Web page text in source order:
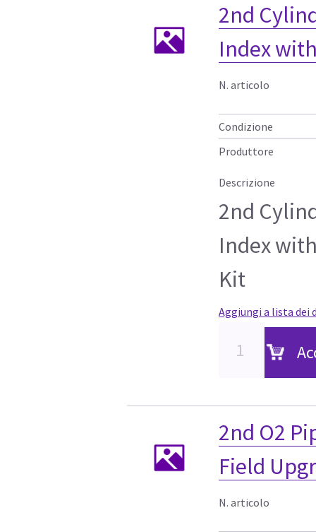
2nd
Index
N. articolo
Condizione
Produttore
Descrizione
2nd
Index
Kit
Aggiungi a lista dei
2nd O2
Field
N. articolo